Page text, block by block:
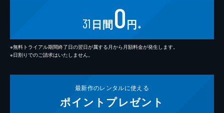
31 日間0円 ※
※無料トライアル期間終了日の翌日が属する月から月額料金が発生します。
※日割りでのご請求はいたしません。
最新作のレンタルに使える
ポイント プレゼント